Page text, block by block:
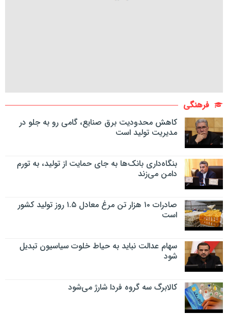
فرهنگی
کاهش محدودیت برق صنایع، گامی رو به جلو در
مدیریت تولید است
بنگاه‌داری بانک‌ها به جای حمایت از تولید، به تورم
دامن می‌زند
صادرات ۱۰ هزار تن مرغ معادل ۱.۵ روز تولید کشور
است
سهام عدالت نباید به حیاط خلوت سیاسیون تبدیل
شود
کالابرگ سه گروه فردا شارژ می‌شود